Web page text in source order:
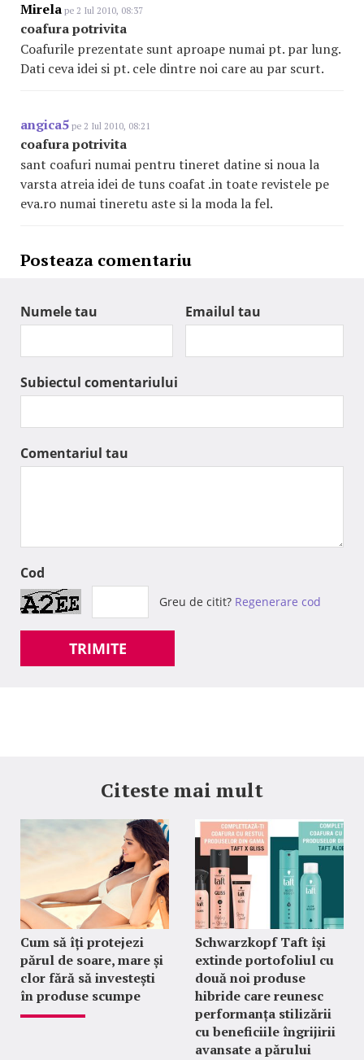
Mirela pe 2 Iul 2010, 08:37
coafura potrivita
Coafurile prezentate sunt aproape numai pt. par lung.
Dati ceva idei si pt. cele dintre noi care au par scurt.
angica5 pe 2 Iul 2010, 08:21
coafura potrivita
sant coafuri numai pentru tineret datine si noua la
varsta atreia idei de tuns coafat .in toate revistele pe
eva.ro numai tineretu aste si la moda la fel.
Posteaza comentariu
Numele tau Emailul tau
Subiectul comentariului
Comentariul tau
Cod
Greu de citit? Regenerare cod
TRIMITE
Citeste mai mult
Cum să îți protejezi
părul de soare, mare și
clor fără să investești
în produse scumpe
Schwarzkopf Taft își
extinde portofoliul cu
două noi produse
hibride care reunesc
performanța stilizării
cu beneficiile îngrijirii
avansate a părului